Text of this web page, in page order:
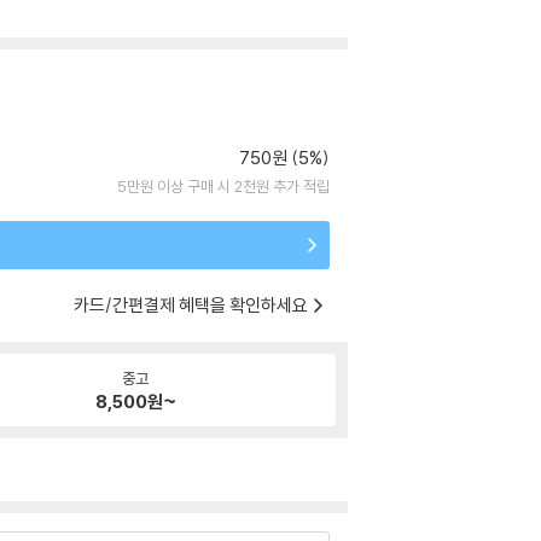
750원 (5%)
5만원 이상 구매 시 2천원 추가 적립
카드/간편결제 혜택을 확인하세요
중고
8,500원~